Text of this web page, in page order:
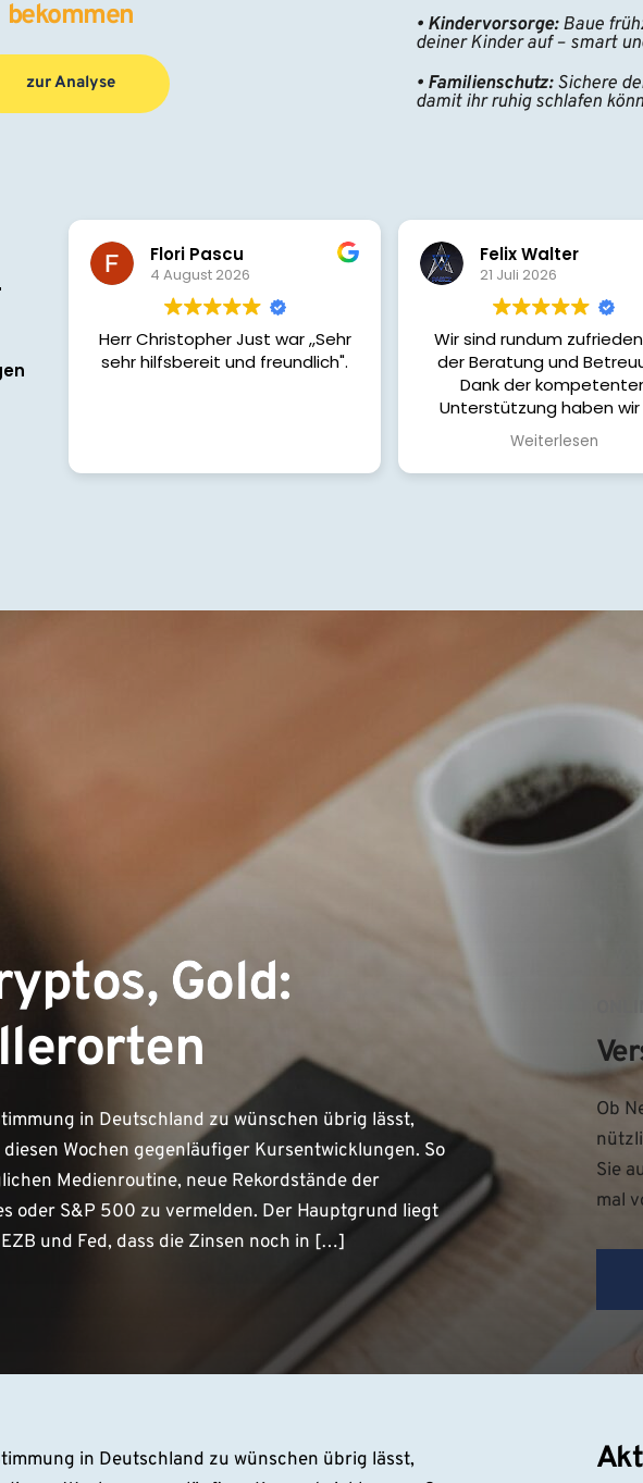
bekommen
zur Analyse
• Kindervorsorge: Baue
deiner Kinder auf – smart
• Familienschutz: Sichere
damit ihr ruhig schlafen
Flori Pascu
4 August 2026
Herr Christopher Just war ,,Sehr
sehr hilfsbereit und freundlich".
Felix Walter
21 Juli 2026
Wir sind rundum zufrieden
der Beratung und
Dank der kompetenten
Unterstützung haben wir
passende Finanzierung für
Haus gefunden. Von Anfang
Ende wurden wir ehrlich,
Wir können die
uneingeschränkt
weiterempfehlen und
uns herzlich für die tolle
Unterstützung auf dem Weg
unserem Eigenheim!
Weiterlesen
Gold:
in Deutschland zu wünschen übrig lässt,
Wochen gegenläufiger Kursentwicklungen. So
Medienroutine, neue Rekordstände der
oder S&P 500 zu vermelden. Der Hauptgrund liegt
und Fed, dass die Zinsen noch in […]
Ob
Sie
mal
in Deutschland zu wünschen übrig lässt,